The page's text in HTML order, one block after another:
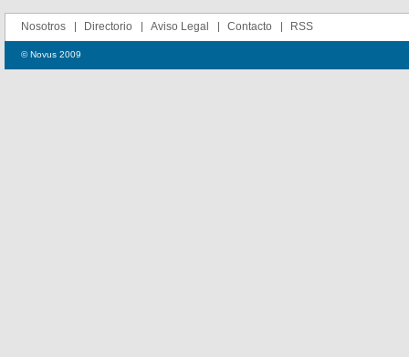
Nosotros Directorio Aviso Legal Contacto RSS
© Novus 2009